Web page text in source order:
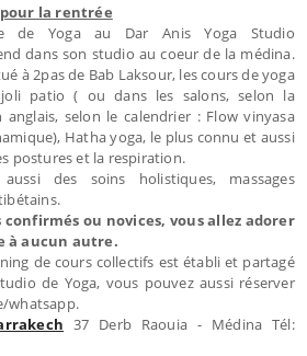
pour la rentrée
de Yoga au Dar Anis Yoga Studio
dans son studio au coeur de la médina.
à 2pas de Bab Laksour, les cours de yoga
patio ( ou dans les salons, selon la
selon le calendrier : Flow vinyasa
Hatha yoga, le plus connu et aussi
postures et la respiration.
des soins holistiques, massages
confirmés ou novices, vous allez adorer
à aucun autre.
de cours collectifs est établi et partagé
de Yoga, vous pouvez aussi réserver
whatsapp.
37 Derb Raouia - Médina Tél: